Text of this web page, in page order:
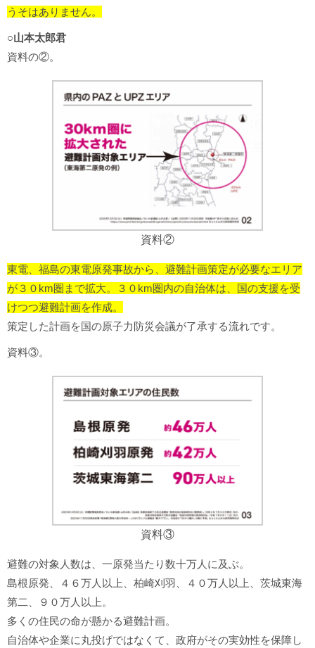
うそはありません。
○山本太郎君
資料の②。
資料②
東電、福島の東電原発事故から、避難計画策定が必要なエリア
が３０km圏まで拡大。３０km圏内の自治体は、国の支援を受
けつつ避難計画を作成。
策定した計画を国の原子力防災会議が了承する流れです。
資料③。
資料③
避難の対象人数は、一原発当たり数十万人に及ぶ。
島根原発、４６万人以上、柏崎刈羽、４０万人以上、茨城東海
第二、９０万人以上。
多くの住民の命が懸かる避難計画。
自治体や企業に丸投げではなくて、政府がその実効性を保障し